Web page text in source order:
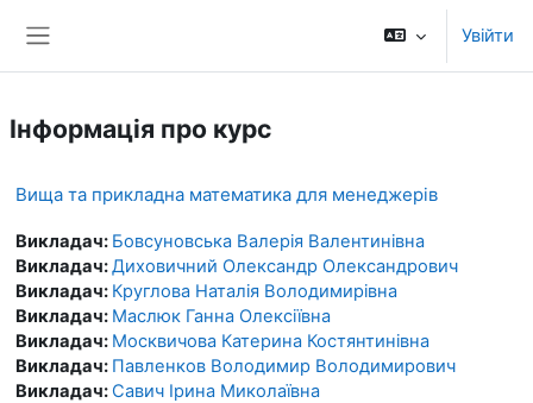
Увійти
Інформація про курс
Вища та прикладна математика для менеджерів
Викладач: Бовсуновська Валерія Валентинівна
Викладач:Диховичний Олександр Олександрович
Викладач: Круглова Наталія Володимирівна
Викладач: Маслюк Ганна Олексіївна
Викладач: Москвичова Катерина Костянтинівна
Викладач: Павленков Володимир Володимирович
Викладач:Савич Ірина Миколаївна